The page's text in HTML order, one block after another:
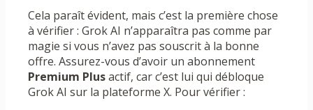
Cela paraît évident, mais c’est la première chose
à vérifier : Grok AI n’apparaîtra pas comme par
magie si vous n’avez pas souscrit à la bonne
offre. Assurez-vous d’avoir un abonnement
Premium Plusactif, car c’est lui qui débloque
Grok AI sur la plateforme X. Pour vérifier :